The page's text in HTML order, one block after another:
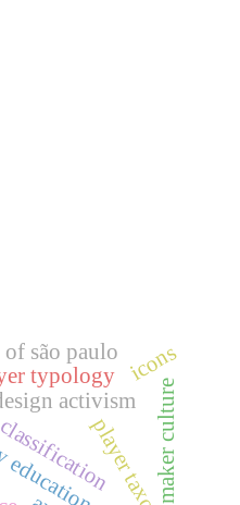
activism
typology
maker culture
icons
são paulo